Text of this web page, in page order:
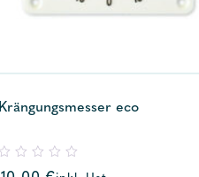
Krängungsmesser eco